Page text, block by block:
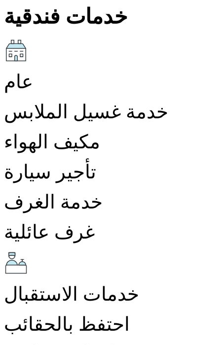
خدمات فندقية
عام
خدمة غسيل الملابس
مكيف الهواء
تأجير سيارة
خدمة الغرف
غرف عائلية
خدمات الاستقبال
احتفظ بالحقائب